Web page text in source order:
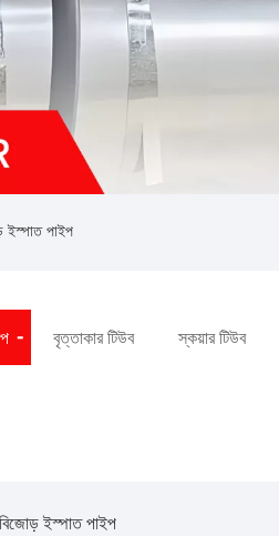
ইস্পাত পাইপ
বৃত্তাকার টিউব স্কয়ার টিউব
বিজোড় ইস্পাত পাইপ